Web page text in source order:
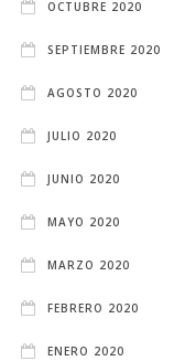
OCTUBRE 2020
SEPTIEMBRE 2020
AGOSTO 2020
JULIO 2020
JUNIO 2020
MAYO 2020
MARZO 2020
FEBRERO 2020
ENERO 2020